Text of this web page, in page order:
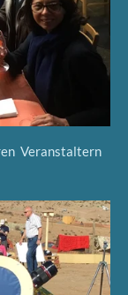
Veranstaltern